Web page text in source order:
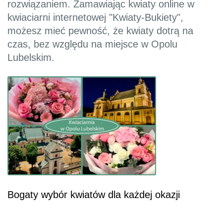
rozwiązaniem. Zamawiając kwiaty online w
kwiaciarni internetowej "Kwiaty-Bukiety",
możesz mieć pewność, że kwiaty dotrą na
czas, bez względu na miejsce w Opolu
Lubelskim.
Bogaty wybór kwiatów dla każdej okazji